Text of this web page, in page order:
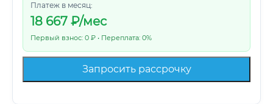
Платеж в месяц:
18 667 ₽/мес
Первый взнос: 0 ₽ • Переплата: 0%
Запросить рассрочку